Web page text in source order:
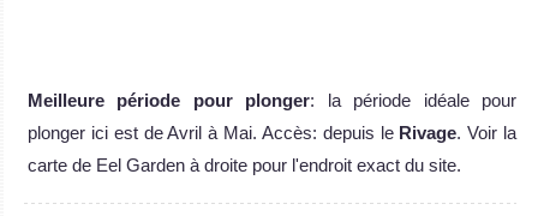
Meilleure période pour plonger: la période idéale pour
plonger ici est de Avril à Mai. Accès: depuis le Rivage. Voir la
carte de Eel Garden à droite pour l'endroit exact du site.